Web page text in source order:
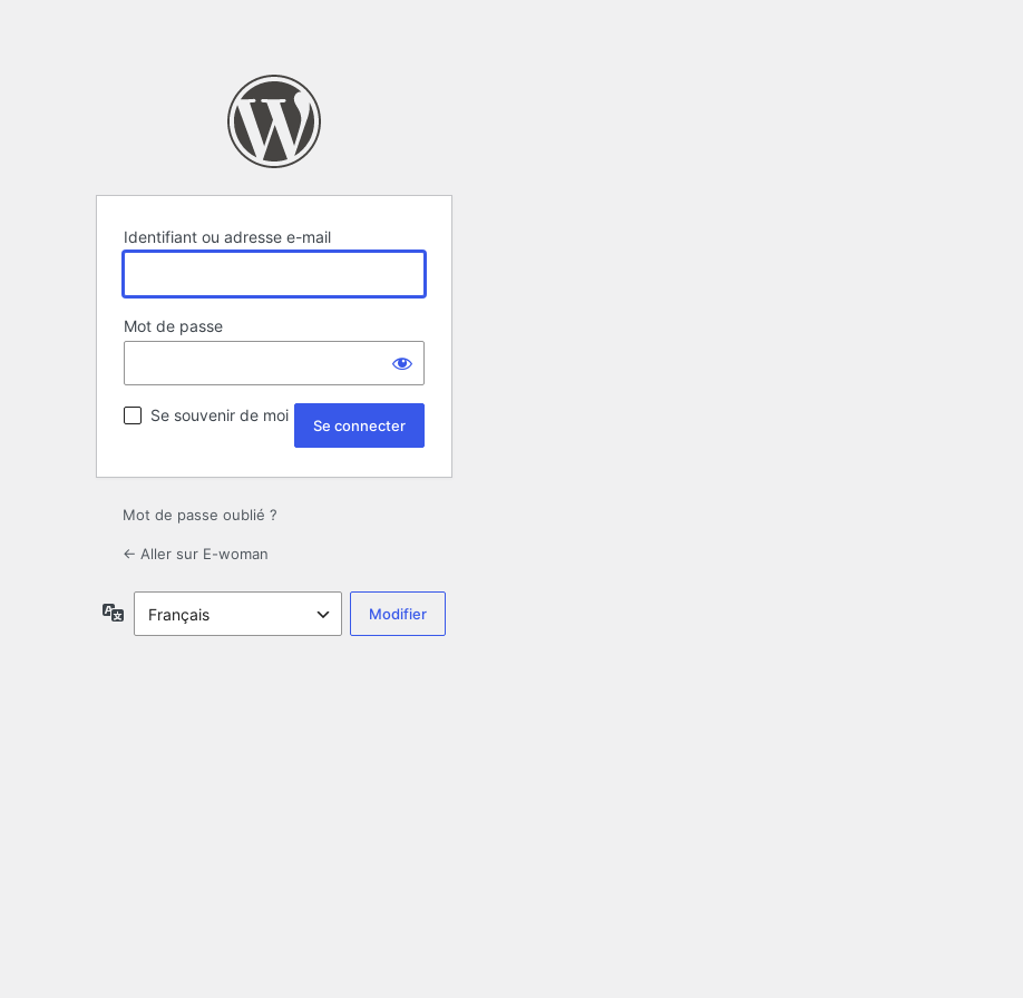
Identifiant ou adresse e-mail
Mot de passe
Se souvenir de moi
Mot de passe oublié ?
← Aller sur E-woman
Langue